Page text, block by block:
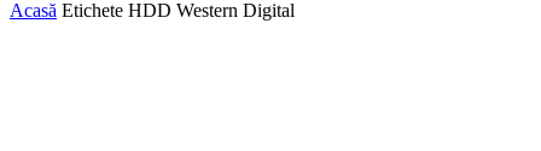
Acasă Etichete HDD Western Digital